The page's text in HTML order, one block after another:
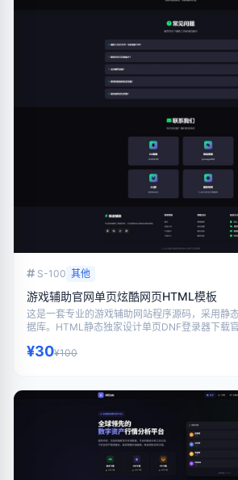
S-100 其他
游戏辅助官网单页炫酷网页HTML模板
这是一套专业的游戏辅助网站程序源码，采用静
据库。HTML静态独家设计单页DNF登录器下载
相关网站使用。
¥30¥100